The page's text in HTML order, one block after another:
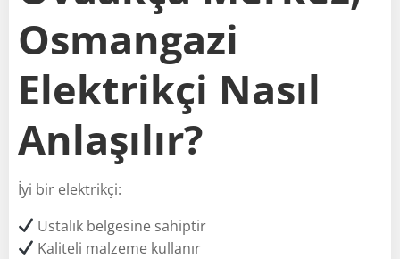
Osmangazi
Elektrikçi Nasıl
Anlaşılır?
İyi bir elektrikçi:
Ustalık belgesine sahiptir
Kaliteli malzeme kullanır